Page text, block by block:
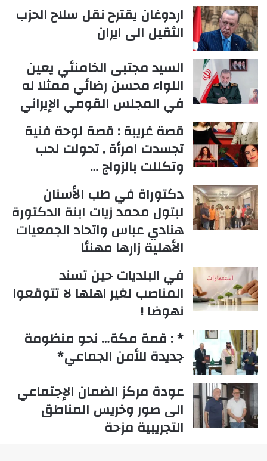
اردوغان يقترح نقل سلاح الحزب
الثقيل الى ايران
السيد مجتبى الخامنئي يعين
اللواء محسن رضائي ممثلا له
في المجلس القومي الإيراني
قصة غريبة : قصة لوحة فنية
تجسدت امرأة , تحولت لحب
وتكللت بالزواج …
دكتوراة في طب الأسنان
لبتول محمد زيات ابنة الدكتورة
هنادي عباس واتحاد الجمعيات
الأهلية زارها مهنئا
في البلديات حين تسند
المناصب لغير اهلها لا تتوقعوا
نهوضا !
* : قمة مكة… نحو منظومة
جديدة للأمن الجماعي*
عودة مركز الضمان الإجتماعي
الى صور وخريس المناطق
التجريبية مزحة